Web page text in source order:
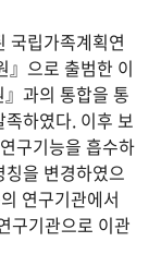
자들
영상 기록물
국립가족계획연
』으로 출범한 이
과의 통합을 통
하였다. 이후 보
구기능을 흡수하
을 변경하였으
연구기관에서
구기관으로 이관